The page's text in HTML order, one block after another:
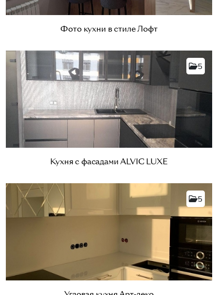
Фото кухни в стиле Лофт
5
Кухня с фасадами ALVIC LUXE
5